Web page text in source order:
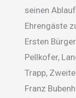
seinen
Ehrengäste
Ersten
Pellkofer,
Trapp,
Franz